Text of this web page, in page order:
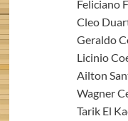
Feliciano
Cleo
Geraldo
Licinio
Ailton
Wagner
Tarik El